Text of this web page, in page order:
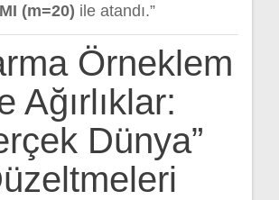
MI (m=20) ile atandı.”
Örneklem
Ağırlıklar:
Dünya”